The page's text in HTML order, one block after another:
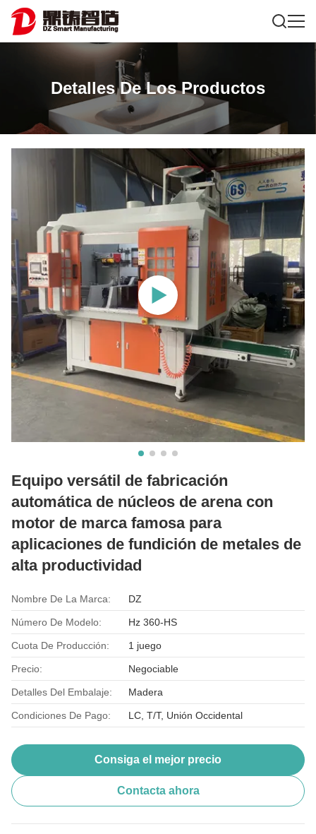
Detalles De Los Productos
Equipo versátil de fabricación
automática de núcleos de arena con
motor de marca famosa para
aplicaciones de fundición de metales de
alta productividad
Nombre De La Marca: DZ
Número De Modelo: Hz 360-HS
Cuota De Producción: 1 juego
Precio: Negociable
Detalles Del Embalaje: Madera
Condiciones De Pago: LC, T/T, Unión Occidental
Consiga el mejor precio
Contacta ahora